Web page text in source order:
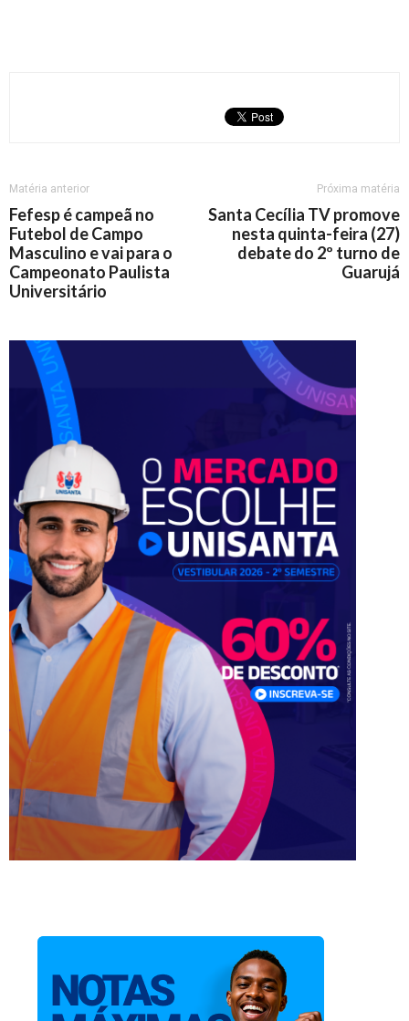
Matéria anterior
Fefesp é campeã no
Futebol de Campo
Masculino e vai para o
Campeonato Paulista
Universitário
Próxima matéria
Santa Cecília TV promove
nesta quinta-feira (27)
debate do 2º turno de
Guarujá